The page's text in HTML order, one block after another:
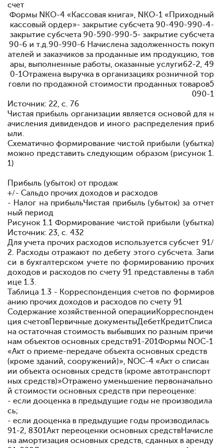
счет
Формы N КО-4 «Кассовая книга», N КО-1 «Приходный
кассовый ордер»- закрытие субсчета 90-490-990-4-
закрытие субсчета 90-590-990-5- закрытие субсчета
90-6 и т.д.90-990-6 Начислена задолженность покуп
ателей и заказчиков за проданные им продукцию, тов
ары, выполненные работы, оказанные услуги62-2, 49
0-1Отражена выручка в организациях розничной тор
говли по продажной стоимости проданных товаров5
090-1
Источник: 22, с. 76
Чистая прибыль организации является основой для н
ачисления дивидендов и иного распределения приб
ыли.
Схематично формирование чистой прибыли (убытка)
можно представить следующим образом (рисунок 1.
1)
Прибыль (убыток) от продаж
+/- Сальдо прочих доходов и расходов
- Налог на прибыльЧистая прибыль (убыток) за отчет
ный период
Рисунок 1.1 Формирование чистой прибыли (убытка)
Источник: 23, с. 432
Для учета прочих расходов используется субсчет 91/
2. Расходы отражают по дебету этого субсчета. Запи
си в бухгалтерском учете по формированию прочих
доходов и расходов по счету 91 представлены в табл
ице 1.3.
Таблица 1.3 - Корреспонденция счетов по формиров
анию прочих доходов и расходов по счету 91
Содержание хозяйственной операцииКорреспонден
ция счетовПервичные документыДебетКредитСписа
на остаточная стоимость выбывших по разным причи
нам объектов основных средств91-201Формы NОС-1
«Акт о приеме-передаче объекта основных средств
(кроме зданий, сооружений)», NОС-4 «Акт о списан
ии объекта основных средств (кроме автотранспорт
ных средств)»Отражено уменьшение первоначально
й стоимости основных средств при переоценке:
- если дооценка в предыдущие годы не производила
сь;
- если дооценка в предыдущие годы производилась
91-2, 8301Акт переоценки основных средствНачисле
на амортизация основных средств, сданных в аренду